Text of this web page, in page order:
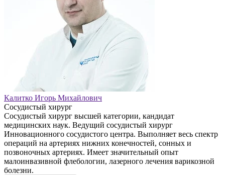
Калитко Игорь Михайлович
Сосудистый хирург
Сосудистый хирург высшей категории, кандидат
медицинских наук. Ведущий сосудистый хирург
Инновационного сосудистого центра. Выполняет весь спектр
операций на артериях нижних конечностей, сонных и
позвоночных артериях. Имеет значительный опыт
малоинвазивной флебологии, лазерного лечения варикозной
болезни.